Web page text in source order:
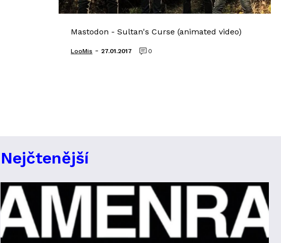
Mastodon - Sultan's Curse (animated video)
LooMis - 27.01.2017 0
Nejčtenější